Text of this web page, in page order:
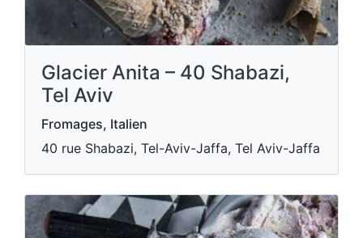
Glacier Anita – 40 Shabazi,
Tel Aviv
Fromages, Italien
40 rue Shabazi, Tel-Aviv-Jaffa, Tel Aviv-Jaffa